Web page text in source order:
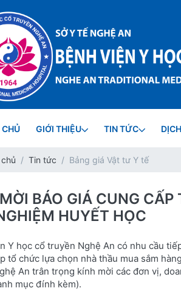
GIỚI THIỆU TIN TỨC
Tin tức Bảng giá Vật tư Y tế
BÁO GIÁ CUNG
HUYẾT HỌC
Y học cổ truyền Nghệ An có nhu cầu
tổ chức lựa chọn nhà thầu mua sắm
An trân trọng kính mời các đơn vị,
mục đính kèm).